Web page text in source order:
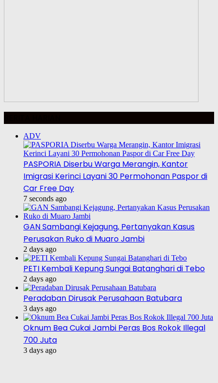
ADV
PASPORIA Diserbu Warga Merangin, Kantor
Imigrasi Kerinci Layani 30 Permohonan Paspor di
Car Free Day
7 seconds ago
GAN Sambangi Kejagung, Pertanyakan Kasus
Perusakan Ruko di Muaro Jambi
2 days ago
PETI Kembali Kepung Sungai Batanghari di Tebo
2 days ago
Peradaban Dirusak Perusahaan Batubara
3 days ago
Oknum Bea Cukai Jambi Peras Bos Rokok Illegal
700 Juta
3 days ago